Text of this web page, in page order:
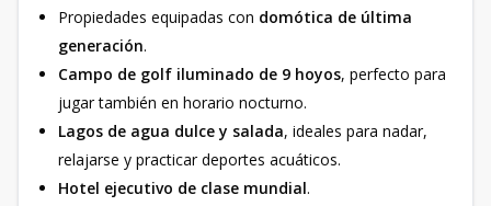
Propiedades equipadas con domótica de última
generación.
Campo de golf iluminado de 9 hoyos, perfecto para
jugar también en horario nocturno.
Lagos de agua dulce y salada, ideales para nadar,
relajarse y practicar deportes acuáticos.
Hotel ejecutivo de clase mundial.